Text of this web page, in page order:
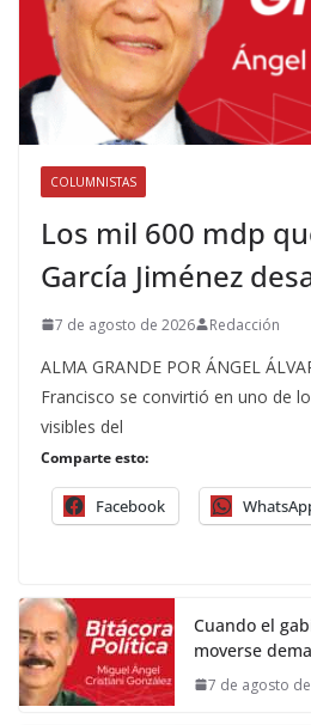
COLUMNISTAS
Los mil 600 mdp
García Jiménez
7 de agosto de 2026 Redacción
ALMA GRANDE POR ÁNGEL
Francisco se convirtió en uno de
visibles del
Comparte esto:
Facebook
Cuando el
moverse
7 de agosto